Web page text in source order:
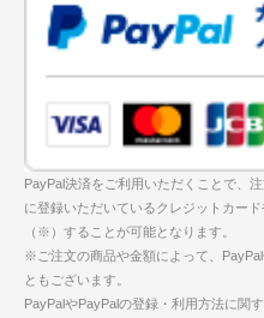
PayPal決済をご利用いただくことで、
に登録いただいているクレジットカー
（※）することが可能となります。
※ご注文の商品や金額によって、
ともございます。
PayPalやPayPalの登録・利用方法に関